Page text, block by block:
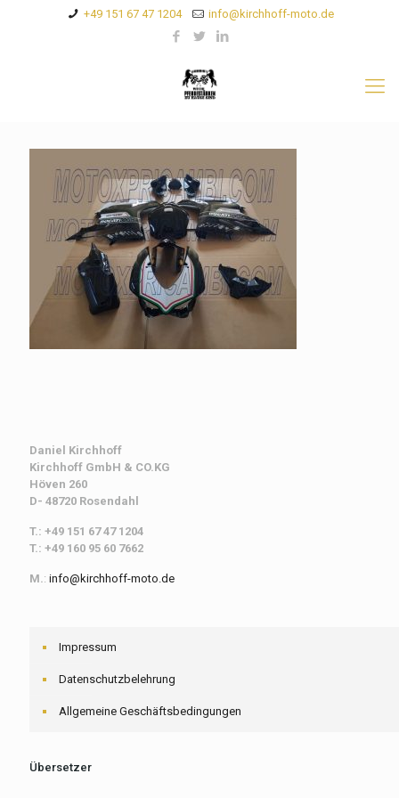
+49 151 67 47 1204 info@kirchhoff-moto.de
Daniel Kirchhoff
Kirchhoff GmbH & CO.KG
Höven 260
D- 48720 Rosendahl
T.: +49 151 67 47 1204
T.: +49 160 95 60 7662
M.: info@kirchhoff-moto.de
Impressum
Datenschutzbelehrung
Allgemeine Geschäftsbedingungen
Übersetzer